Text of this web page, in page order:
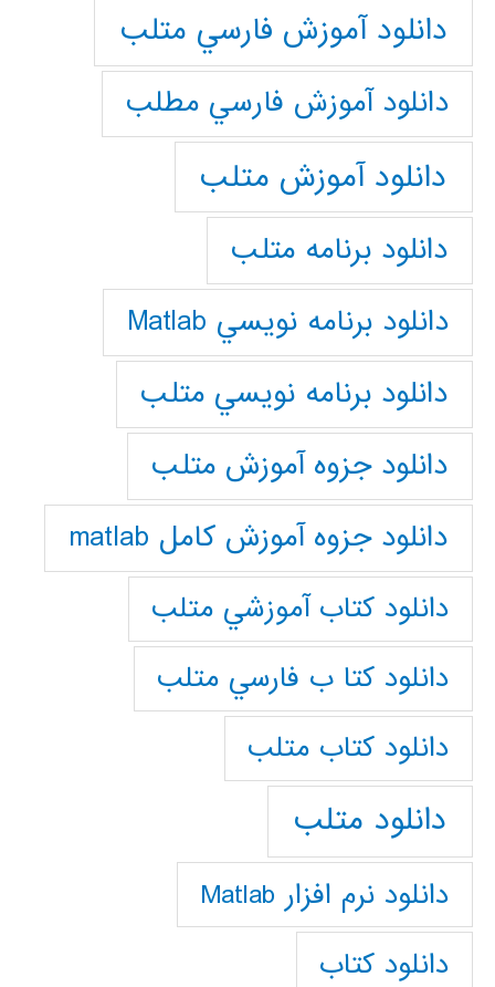
دانلود آموزش فارسي متلب
دانلود آموزش فارسي مطلب
دانلود آموزش متلب
دانلود برنامه متلب
دانلود برنامه نويسي Matlab
دانلود برنامه نويسي متلب
دانلود جزوه آموزش متلب
دانلود جزوه آموزش کامل matlab
دانلود كتاب آموزشي متلب
دانلود كتا ب فارسي متلب
دانلود كتاب متلب
دانلود متلب
دانلود نرم افزار Matlab
دانلود کتاب